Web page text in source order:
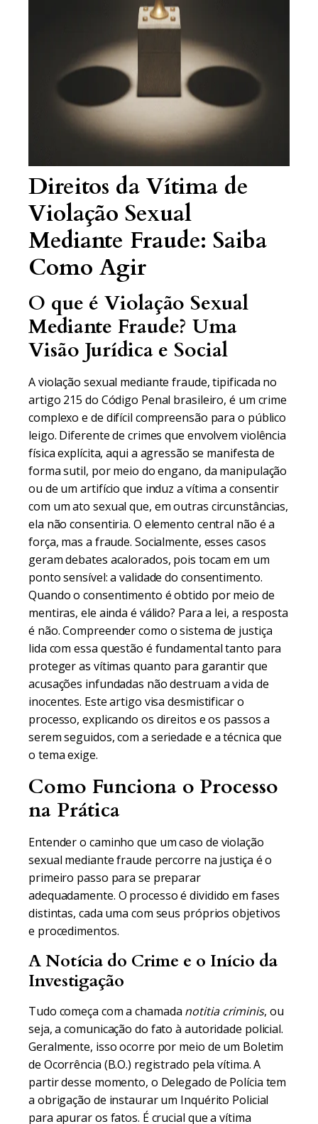
Direitos da Vítima de
Violação Sexual
Mediante Fraude: Saiba
Como Agir
O que é Violação Sexual
Mediante Fraude? Uma
Visão Jurídica e Social
A violação sexual mediante fraude, tipificada no
artigo 215 do Código Penal brasileiro, é um crime
complexo e de difícil compreensão para o público
leigo. Diferente de crimes que envolvem violência
física explícita, aqui a agressão se manifesta de
forma sutil, por meio do engano, da manipulação
ou de um artifício que induz a vítima a consentir
com um ato sexual que, em outras circunstâncias,
ela não consentiria. O elemento central não é a
força, mas a fraude. Socialmente, esses casos
geram debates acalorados, pois tocam em um
ponto sensível: a validade do consentimento.
Quando o consentimento é obtido por meio de
mentiras, ele ainda é válido? Para a lei, a resposta
é não. Compreender como o sistema de justiça
lida com essa questão é fundamental tanto para
proteger as vítimas quanto para garantir que
acusações infundadas não destruam a vida de
inocentes. Este artigo visa desmistificar o
processo, explicando os direitos e os passos a
serem seguidos, com a seriedade e a técnica que
o tema exige.
Como Funciona o Processo
na Prática
Entender o caminho que um caso de violação
sexual mediante fraude percorre na justiça é o
primeiro passo para se preparar
adequadamente. O processo é dividido em fases
distintas, cada uma com seus próprios objetivos
e procedimentos.
A Notícia do Crime e o Início da
Investigação
Tudo começa com a chamada notitia criminis, ou
seja, a comunicação do fato à autoridade policial.
Geralmente, isso ocorre por meio de um Boletim
de Ocorrência (B.O.) registrado pela vítima. A
partir desse momento, o Delegado de Polícia tem
a obrigação de instaurar um Inquérito Policial
para apurar os fatos. É crucial que a vítima